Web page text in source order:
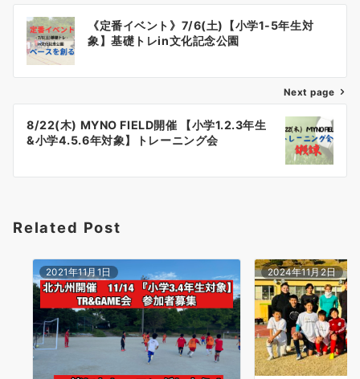
投
稿
ナ
ビ
ゲ
シ
ン
《定番イベント》7/6(土)【小学1-5年生対
象】基礎トレin文化記念公園
Next page
8/22(木) MYNO FIELD開催 【小学1.2.3年生
&小学4.5.6年対象】トレーニング会
Related Post
2021年11月1日 2024年11月2日